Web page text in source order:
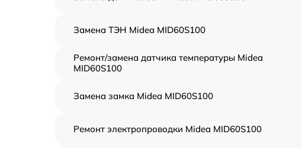
Замена ТЭН Midea MID60S100
Ремонт/замена датчика температуры Midea
MID60S100
Замена замка Midea MID60S100
Ремонт электропроводки Midea MID60S100